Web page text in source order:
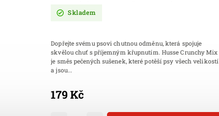
Skladem
179 Kč
Dopřejte svému psovi chutnou odměnu, která spojuje
skvělou chuť s příjemným křupnutím. Husse Crunchy Mix
je směs pečených sušenek, které potěší psy všech velikostí
a jsou...